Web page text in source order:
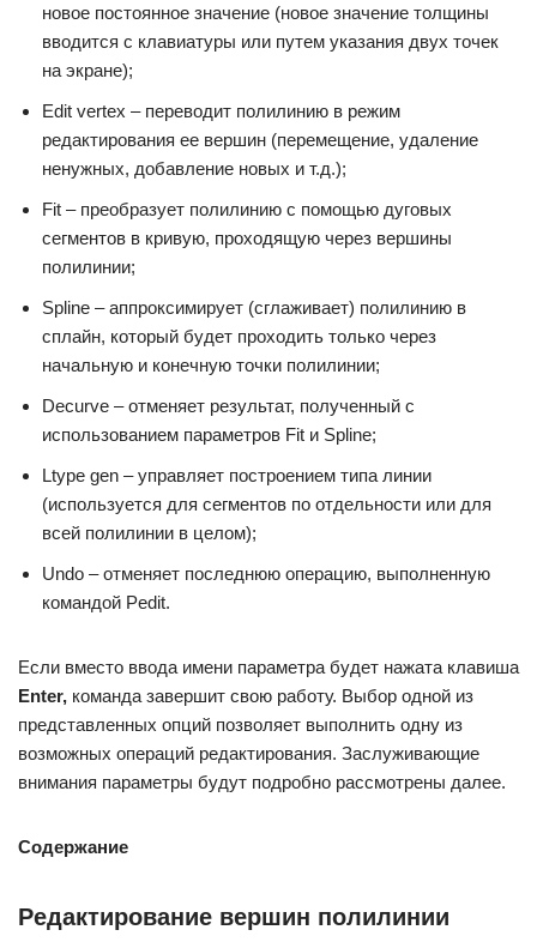
новое постоянное значение (новое значение толщины
вводится с клавиатуры или путем указания двух точек
на экране);
Edit vertex – переводит полилинию в режим
редактирования ее вершин (перемещение, удаление
ненужных, добавление новых и т.д.);
Fit – преобразует полилинию с помощью дуговых
сегментов в кривую, проходящую через вершины
полилинии;
Spline – аппроксимирует (сглаживает) полилинию в
сплайн, который будет проходить только через
начальную и конечную точки полилинии;
Decurve – отменяет результат, полученный с
использованием параметров Fit и Spline;
Ltype gen – управляет построением типа линии
(используется для сегментов по отдельности или для
всей полилинии в целом);
Undo – отменяет последнюю операцию, выполненную
командой Pedit.
Если вместо ввода имени параметра будет нажата клавиша
Enter, команда завершит свою работу. Выбор одной из
представленных опций позволяет выполнить одну из
возможных операций редактирования. Заслуживающие
внимания параметры будут подробно рассмотрены далее.
Содержание
Редактирование вершин полилинии